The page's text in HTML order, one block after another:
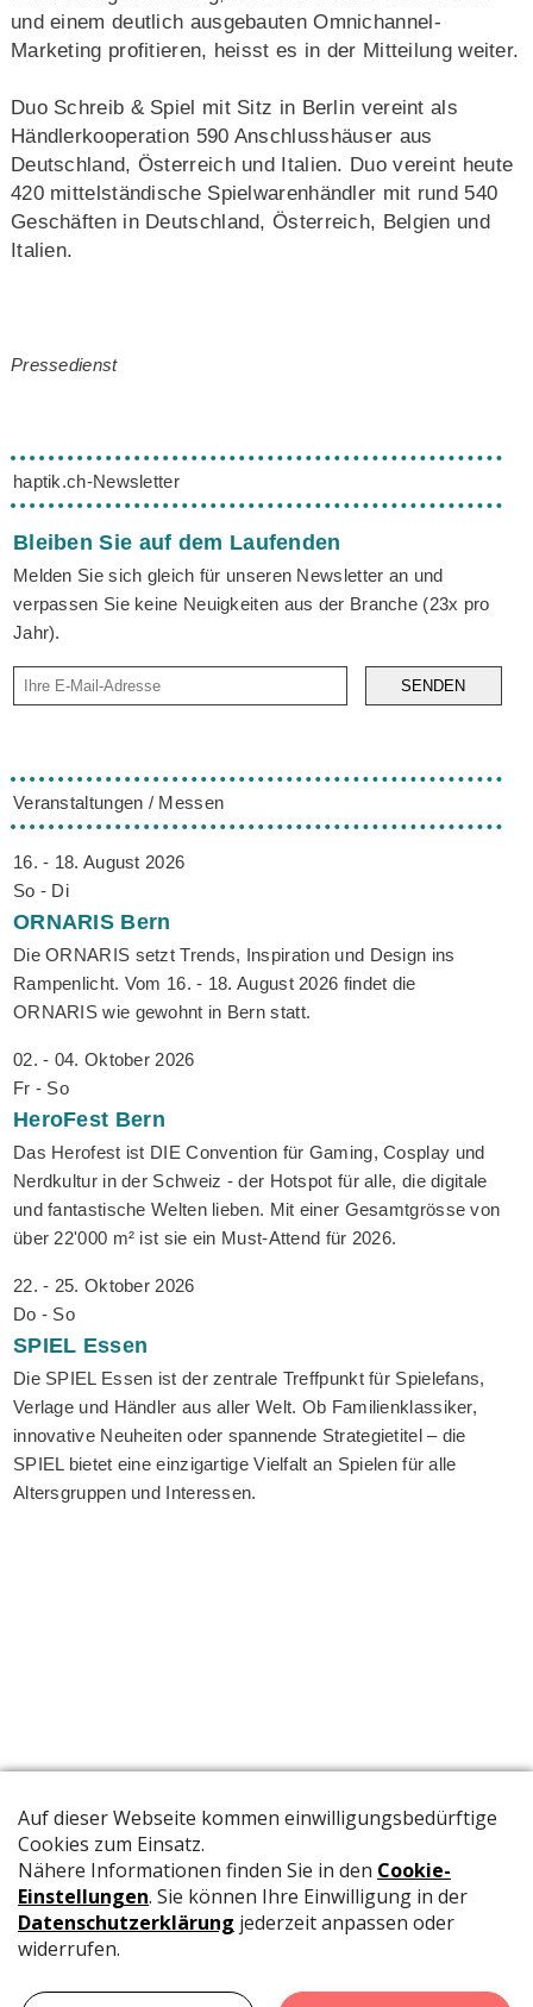
und einem deutlich ausgebauten Omnichannel-
Marketing profitieren, heisst es in der Mitteilung weiter.
Duo Schreib & Spiel mit Sitz in Berlin vereint als
Händlerkooperation 590 Anschlusshäuser aus
Deutschland, Österreich und Italien. Duo vereint heute
420 mittelständische Spielwarenhändler mit rund 540
Geschäften in Deutschland, Österreich, Belgien und
Italien.
Pressedienst
haptik.ch-Newsletter
Bleiben Sie auf dem Laufenden
Melden Sie sich gleich für unseren Newsletter an und
verpassen Sie keine Neuigkeiten aus der Branche (23x pro
Jahr).
SENDEN
Veranstaltungen / Messen
16. - 18. August 2026
So - Di
ORNARIS Bern
Die ORNARIS setzt Trends, Inspiration und Design ins
Rampenlicht. Vom 16. - 18. August 2026 findet die
ORNARIS wie gewohnt in Bern statt.
02. - 04. Oktober 2026
Fr - So
HeroFest Bern
Das Herofest ist DIE Convention für Gaming, Cosplay und
Nerdkultur in der Schweiz - der Hotspot für alle, die digitale
und fantastische Welten lieben. Mit einer Gesamtgrösse von
über 22'000 m² ist sie ein Must-Attend für 2026.
22. - 25. Oktober 2026
Do - So
SPIEL Essen
Die SPIEL Essen ist der zentrale Treffpunkt für Spielefans,
Verlage und Händler aus aller Welt. Ob Familienklassiker,
innovative Neuheiten oder spannende Strategietitel – die
SPIEL bietet eine einzigartige Vielfalt an Spielen für alle
Altersgruppen und Interessen.
Die offizielle Publikation der Schweizer Papeterien informiert